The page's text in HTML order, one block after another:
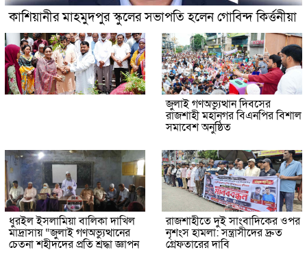
কাশিয়ানীর মাহমুদপুর স্কুলের সভাপতি হলেন গোবিন্দ কির্ত্তনীয়া
জুলাই গণঅভ্যুত্থান দিবসের
রাজশাহী মহানগর বিএনপির বিশাল
সমাবেশ অনুষ্ঠিত
ধুরইল ইসলামিয়া বালিকা দাখিল
মাদ্রাসায় “জুলাই গণঅভ্যুত্থানের
চেতনা শহীদদের প্রতি শ্রদ্ধা জ্ঞাপন
রাজশাহীতে দুই সাংবাদিকের ওপর
নৃশংস হামলা: সন্ত্রাসীদের দ্রুত
গ্রেফতারের দাবি